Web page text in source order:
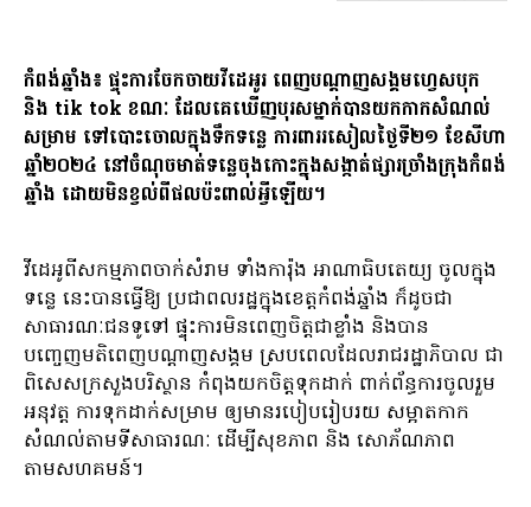
កំពង់ឆ្នាំង៖ ផ្ទុះការចែកចាយវីដេអូរ ពេញបណ្តាញសង្គមហ្វេសបុក
និង tik tok ខណៈ ដែលគេឃើញបុរសម្នាក់បានយកកាកសំណល់
សម្រាម ទៅបោះចោលក្នុងទឹកទន្លេ ការពាររសៀលថ្ងៃទី២១ ខែសីហា
ឆ្នាំ២០២៤ នៅចំណុចមាត់ទន្លេចុងកោះក្នុងសង្កាត់ផ្សារច្រាំងក្រុងកំពង់
ឆ្នាំង ដោយមិនខ្វល់ពីផលប៉ះពាល់អ្វីឡើយ។
វីដេអូពីសកម្មភាពចាក់សំរាម ទាំងការ៉ុង អាណាធិបតេយ្យ ចូលក្នុង
ទន្លេ នេះបានធ្វើឱ្យ ប្រជាពលរដ្ឋក្នុងខេត្តកំពង់ឆ្នាំង ក៏ដូចជា
សាធារណៈជនទូទៅ ផ្ទុះការមិនពេញចិត្តជាខ្លាំង និងបាន
បញ្ចេញមតិពេញបណ្ដាញសង្គម ស្របពេលដែលរាជរដ្ឋាភិបាល ជា
ពិសេសក្រសួងបរិស្ថាន កំពុងយកចិត្តទុកដាក់ ពាក់ព័ន្ធការចូលរួម
អនុវត្ត ការទុកដាក់សម្រាម ឲ្យមានរបៀបរៀបរយ សម្អាតកាក
សំណល់តាមទីសាធារណៈ ដើម្បីសុខភាព និង សោភ័ណភាព
តាមសហគមន៍។